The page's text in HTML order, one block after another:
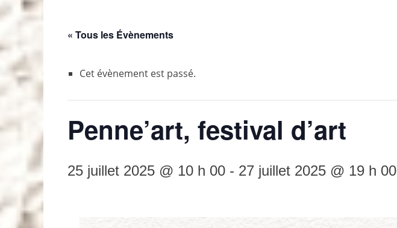
« Tous les Évènements
Cet évènement est passé.
Penne’art, festival d’art
25 juillet 2025 @ 10 h 00 - 27 juillet 2025 @ 19 h 00